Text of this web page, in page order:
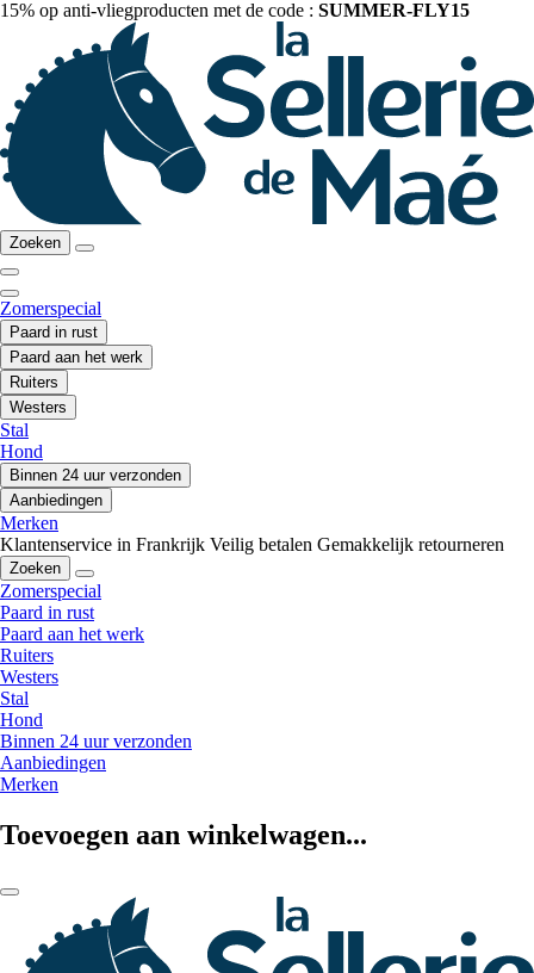
15% op anti-vliegproducten met de code : SUMMER-FLY15
Zoeken
Zomerspecial
Paard in rust
Paard aan het werk
Ruiters
Westers
Stal
Hond
Binnen 24 uur verzonden
Aanbiedingen
Merken
Klantenservice in Frankrijk Veilig betalen Gemakkelijk retourneren
Zoeken
Zomerspecial
Paard in rust
Paard aan het werk
Ruiters
Westers
Stal
Hond
Binnen 24 uur verzonden
Aanbiedingen
Merken
Toevoegen aan winkelwagen...